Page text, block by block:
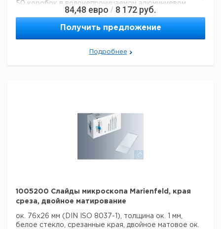
50 коробок в водонепроницаемом алюминиевом
Технические данные:
Порез
Матовый:
нет
84,48 евро / 8 172 руб.
Получить предложение
Подробнее
1005200 Слайды микроскопа Marienfeld, края
среза, двойное матирование
ок. 76x26 мм (DIN ISO 8037-1), толщина ок. 1 мм,
белое стекло, срезанные края, двойное матовое ок.